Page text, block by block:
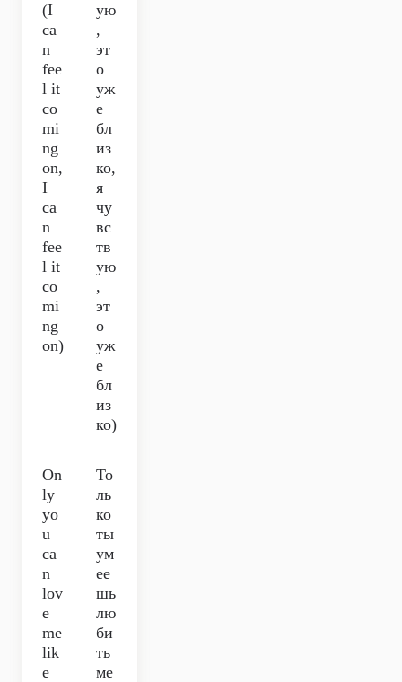
(I
ca
n
fee
l it
co
mi
ng
on,
I
ca
n
fee
l it
co
mi
ng
on)
ую
,
эт
о
уж
е
бл
из
ко,
я
чу
вс
тв
ую
,
эт
о
уж
е
бл
из
ко)
On
ly
yo
u
ca
n
lov
e
me
lik
e
То
ль
ко
ты
ум
ее
шь
лю
би
ть
ме